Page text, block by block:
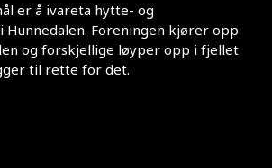
er å ivareta hytte- og
Foreningen kjører opp
og forskjellige løyper opp i fjellet
til rette for det.